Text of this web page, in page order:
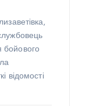
бойового
відомості